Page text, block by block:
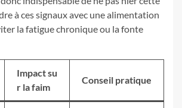
à ces signaux avec une alimentation
la fatigue chronique ou la fonte
Impact su
r la faim
Conseil pratique